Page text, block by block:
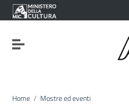
Vai ai contenuti
Vai al menu di navigazione
Vai al footer
Attiva / disattiva la navigazione
Home / Mostre ed eventi